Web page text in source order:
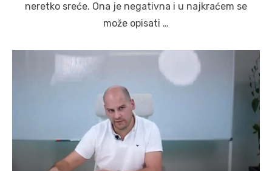
neretko sreće. Ona je negativna i u najkraćem se
može opisati …